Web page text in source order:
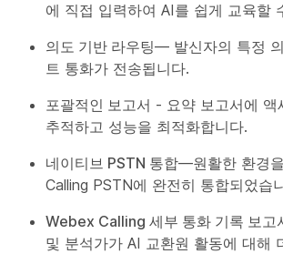
에 직접 입력하여 AI를 쉽게 교육할
의도 기반 라우팅— 발신자의 특정
트 통화가 전송됩니다.
포괄적인 보고서 - 요약 보고서에 액
추적하고 성능을 최적화합니다.
네이티브 PSTN 통합—원활한 환경
Calling PSTN에 완전히 통합되었습
Webex Calling 세부 통화 기록 보고
및 분석가가 AI 교환원 활동에 대해